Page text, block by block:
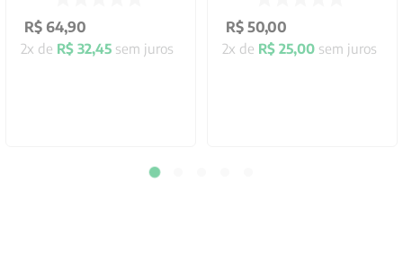
R$ 64,90
2x de R$ 32,45 sem juros
R$ 50,00
2x de R$ 25,00 sem juros